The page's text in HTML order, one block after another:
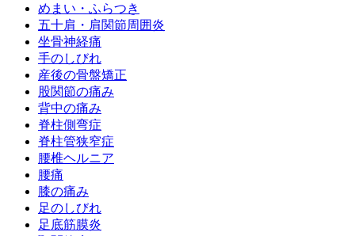
めまい・ふらつき
五十肩・肩関節周囲炎
坐骨神経痛
手のしびれ
産後の骨盤矯正
股関節の痛み
背中の痛み
脊柱側弯症
脊柱管狭窄症
腰椎ヘルニア
腰痛
膝の痛み
足のしびれ
足底筋膜炎